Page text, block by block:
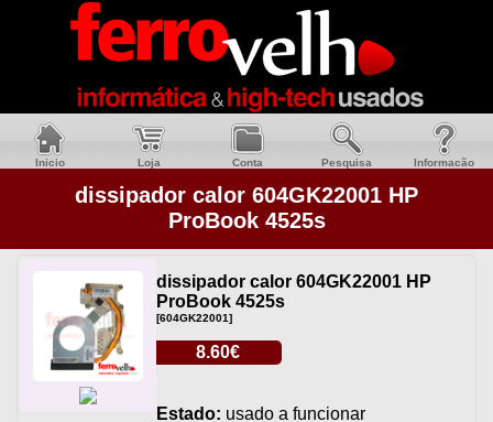
Inicio Loja Conta Pesquisa Informacão
dissipador calor 604GK22001 HP
ProBook 4525s
dissipador calor 604GK22001 HP
ProBook 4525s
[604GK22001]
8.60€
Estado: usado a funcionar